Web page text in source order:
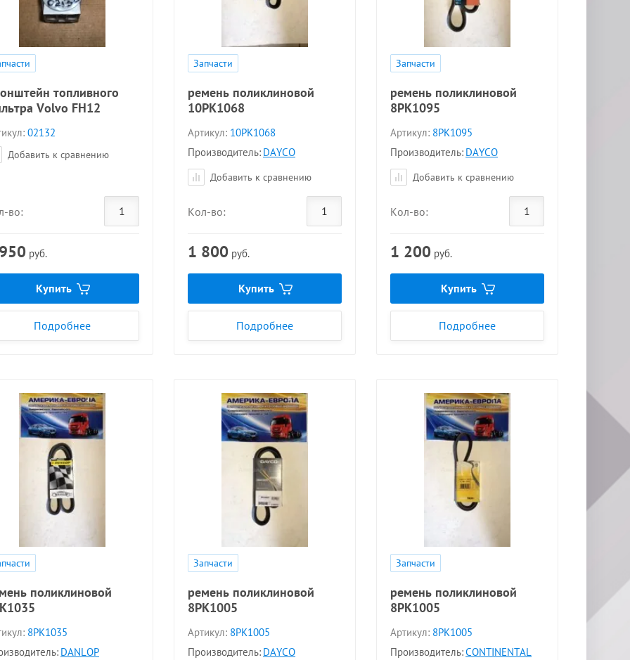
топливного
Volvo FH12
02132
Добавить к сравнению
во:
руб.
Купить
Подробнее
Запчасти
ремень поликлиновой
10PK1068
Артикул: 10PK1068
Производитель: DAYCO
Добавить к сравнению
Кол-во:
1 800 руб.
Купить
Подробнее
Запчасти
ремень поликлиновой
8PK1095
Артикул: 8PK1095
Производитель: DAYCO
Добавить к сравнению
Кол-во:
1 200 руб.
Купить
Подробнее
поликлиновой
8PK1035
DANLOP
Запчасти
ремень поликлиновой
8PK1005
Артикул: 8PK1005
Производитель: DAYCO
Запчасти
ремень поликлиновой
8PK1005
Артикул: 8PK1005
Производитель:CONTINENTAL